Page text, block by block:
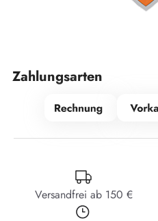
Zahlungsarten
Versandfrei ab 150 €